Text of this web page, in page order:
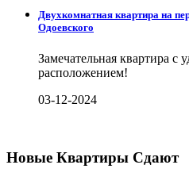
Двухкомнатная квартира на
Одоевского
Замечательная квартира с
расположением!
03-12-2024
Новые Квартиры Сдают